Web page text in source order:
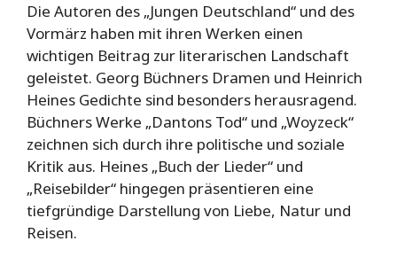
Die Autoren des „Jungen Deutschland“ und des
Vormärz haben mit ihren Werken einen
wichtigen Beitrag zur literarischen Landschaft
geleistet. Georg Büchners Dramen und Heinrich
Heines Gedichte sind besonders herausragend.
Büchners Werke „Dantons Tod“ und „Woyzeck“
zeichnen sich durch ihre politische und soziale
Kritik aus. Heines „Buch der Lieder“ und
„Reisebilder“ hingegen präsentieren eine
tiefgründige Darstellung von Liebe, Natur und
Reisen.